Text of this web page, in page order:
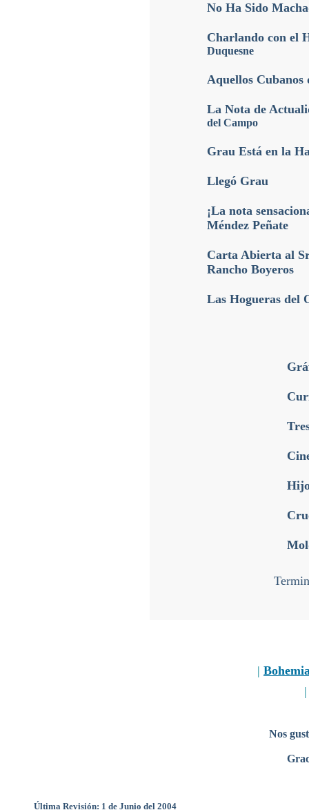
No Ha Sido
Charlando con el
Duquesne
Aquellos Cubanos
La Nota de
del Campo
Grau Está en la
Llegó Grau
¡La nota
Méndez Peñate
Carta Abierta al
Rancho Boyeros
Las Hogueras del
|
Nos
Última Revisión: 1 de Junio del 2004